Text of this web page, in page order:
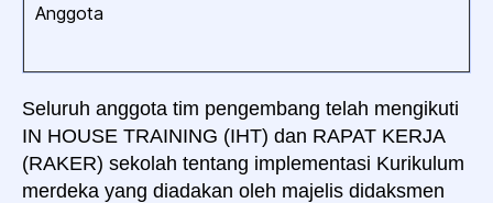
Anggota
Seluruh anggota tim pengembang telah mengikuti
IN HOUSE TRAINING (IHT) dan RAPAT KERJA
(RAKER) sekolah tentang implementasi Kurikulum
merdeka yang diadakan oleh majelis didaksmen